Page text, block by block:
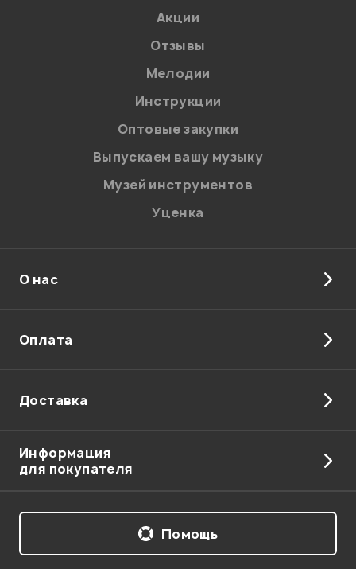
на обработку персональных данных в
Политикой в отношении обработки
персональных данных.
Введите проверочное число:
Отправить
Акции
Отзывы
Мелодии
Инструкции
Оптовые закупки
Выпускаем вашу музыку
Музей инструментов
Уценка
О нас
Оплата
Доставка
Информация
для покупателя
Помощь